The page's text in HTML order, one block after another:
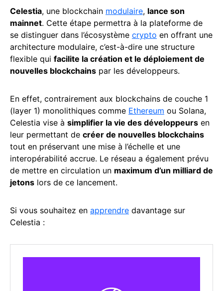
Celestia, une blockchain modulaire, lance son
mainnet. Cette étape permettra à la plateforme de
se distinguer dans l’écosystème crypto en offrant une
architecture modulaire, c’est-à-dire une structure
flexible qui facilite la création et le déploiement de
nouvelles blockchains par les développeurs.
En effet, contrairement aux blockchains de couche 1
(layer 1) monolithiques comme Ethereum ou Solana,
Celestia vise à simplifier la vie des développeurs en
leur permettant de créer de nouvelles blockchains
tout en préservant une mise à l’échelle et une
interopérabilité accrue. Le réseau a également prévu
de mettre en circulation un maximum d’un milliard de
jetons lors de ce lancement.
Si vous souhaitez en apprendre davantage sur
Celestia :